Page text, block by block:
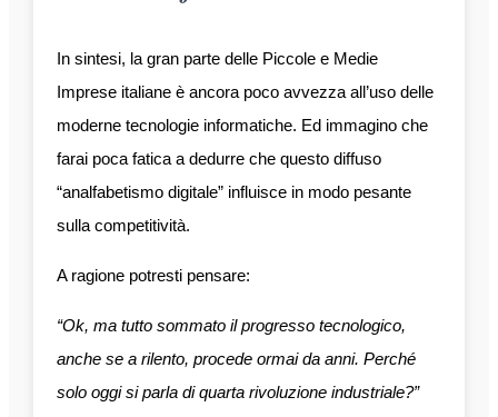
In sintesi, la gran parte delle Piccole e Medie
Imprese italiane è ancora poco avvezza all’uso delle
moderne tecnologie informatiche. Ed immagino che
farai poca fatica a dedurre che questo diffuso
“analfabetismo digitale” influisce in modo pesante
sulla competitività.
A ragione potresti pensare:
“Ok, ma tutto sommato il progresso tecnologico,
anche se a rilento, procede ormai da anni. Perché
solo oggi si parla di quarta rivoluzione industriale?”